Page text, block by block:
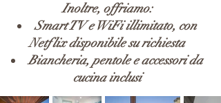
Inoltre, offriamo:
Smart TV e WiFi illimitato, con
Netflix disponibile su richiesta
Biancheria, pentole e accessori da
cucina inclusi